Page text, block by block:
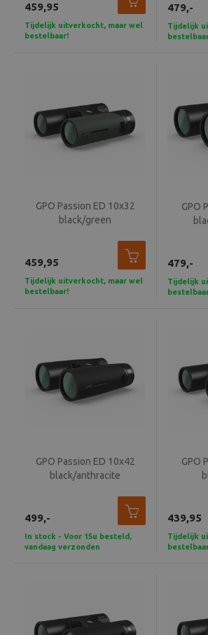
Verrekijker
459,95
Tijdelijk uitverkocht, maar wel
bestelbaar!
479,-
Tijdelijk
GPO Passion ED 10x32
black/green
459,95
Tijdelijk uitverkocht, maar wel
bestelbaar!
GPO
479,-
Tijdelijk
GPO Passion ED 10x42
black/anthracite
499,-
In stock - Voor 15u besteld,
vandaag verzonden
GPO
439,95
Tijdelijk